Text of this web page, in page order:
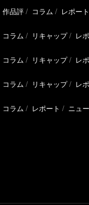
作品評 コラム レポート
コラム リキャップ レ
コラム リキャップ レ
コラム リキャップ レ
コラム レポート ニュ